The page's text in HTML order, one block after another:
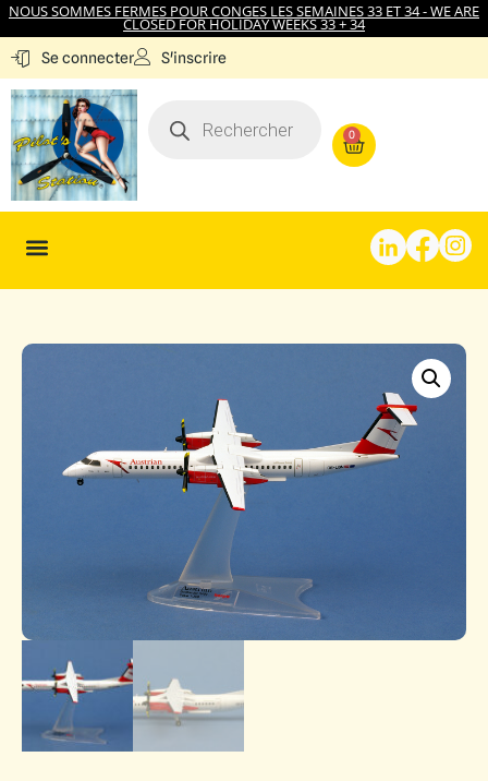
NOUS SOMMES FERMES POUR CONGES LES SEMAINES 33 ET 34 - WE ARE
CLOSED FOR HOLIDAY WEEKS 33 + 34
Se connecter S'inscrire
0